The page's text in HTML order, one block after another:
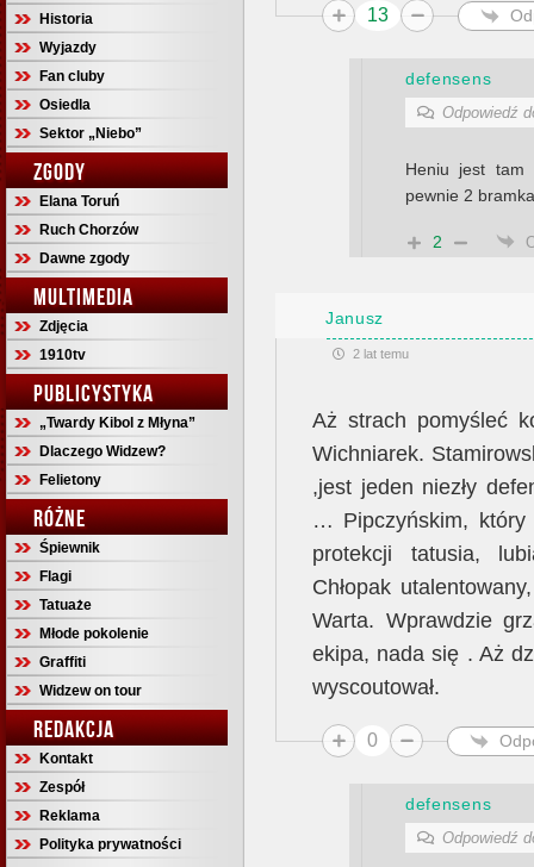
Historia
Wyjazdy
Fan cluby
Osiedla
Sektor „Niebo”
ZGODY
Elana Toruń
Ruch Chorzów
Dawne zgody
MULTIMEDIA
Zdjęcia
1910tv
PUBLICYSTYKA
„Twardy Kibol z Młyna”
Dlaczego Widzew?
Felietony
RÓŻNE
Śpiewnik
Flagi
Tatuaże
Młode pokolenie
Graffiti
Widzew on tour
REDAKCJA
Kontakt
Zespół
Reklama
Polityka prywatności
13
defensens
Odpowiedź
Heniu jest tam
pewnie 2
2
Janusz
2 lat temu
Aż strach pomyśleć
Wichniarek.
,jest jeden niezły
… Pipczyńskim, który
protekcji tatusia,
Chłopak
Warta. Wprawdzie
ekipa, nada się . Aż
wyscoutował.
0
defensens
Odpowiedź